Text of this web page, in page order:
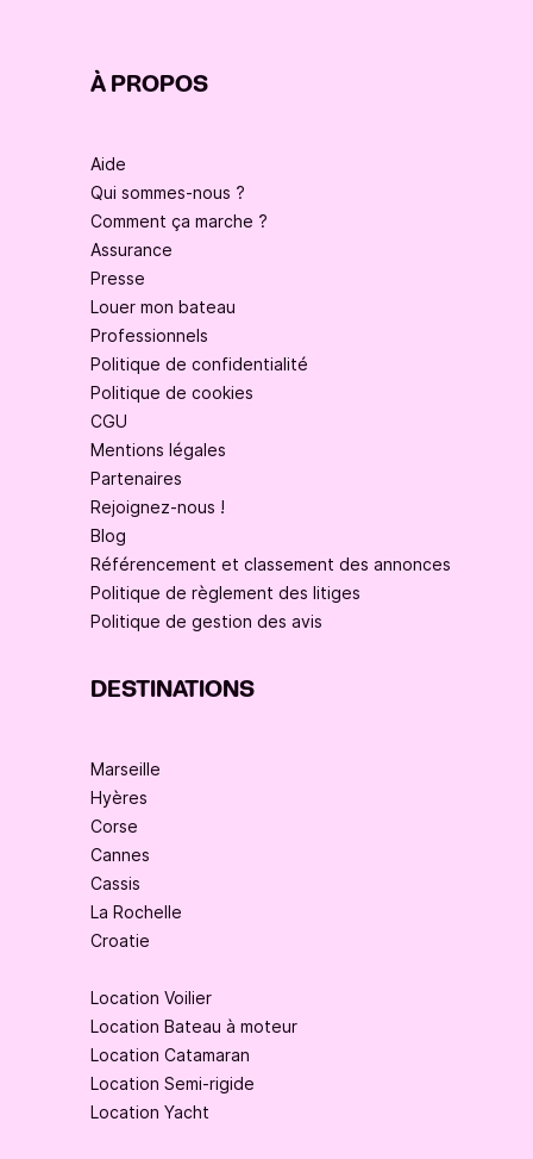
À PROPOS
Aide
Qui sommes-nous ?
Comment ça marche ?
Assurance
Presse
Louer mon bateau
Professionnels
Politique de confidentialité
Politique de cookies
CGU
Mentions légales
Partenaires
Rejoignez-nous !
Blog
Référencement et classement des annonces
Politique de règlement des litiges
Politique de gestion des avis
DESTINATIONS
Marseille
Hyères
Corse
Cannes
Cassis
La Rochelle
Croatie
Location Voilier
Location Bateau à moteur
Location Catamaran
Location Semi-rigide
Location Yacht